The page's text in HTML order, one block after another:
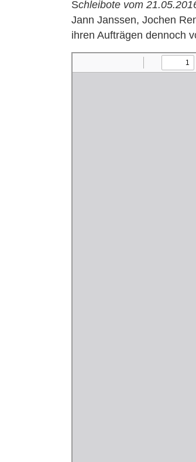
Schleibote vom
Jann Janssen, Jochen
ihren Aufträgen dennoch